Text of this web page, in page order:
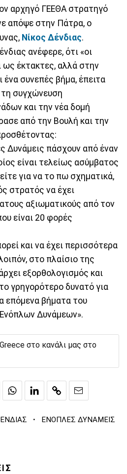
αρχηγό ΓΕΕΘΑ στρατηγό
απόψε στην Πάτρα, ο
Νίκος Δένδιας.
ανέφερε, ότι «οι
ως έκτακτες, αλλά στην
ένα συνεπές βήμα, έπειτα
συγχώνευση
και την νέα δομή
από την Βουλή και την
Δυνάμεις πάσχουν από έναν
είναι τελείως ασύμβατος
για να το πω σχηματικά,
στρατός να έχει
αξιωματικούς από τον
είναι 20 φορές
και να έχει περισσότερα
στο πλαίσιο της
εξορθολογισμός και
γρηγορότερο δυνατό για
επόμενα βήματα του
Δυνάμεων».
στο κανάλι μας στο
· ΕΝΟΠΛΕΣ ΔΥΝΑΜΕΙΣ